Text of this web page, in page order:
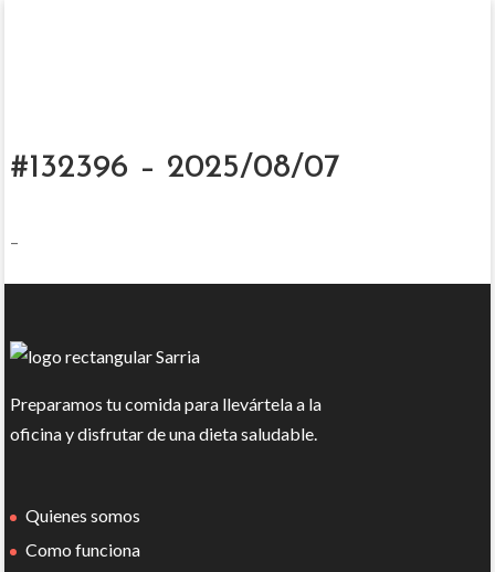
#132396 – 2025/08/07
–
Preparamos tu comida para llevártela a la
oficina y disfrutar de una dieta saludable.
Quienes somos
Como funciona